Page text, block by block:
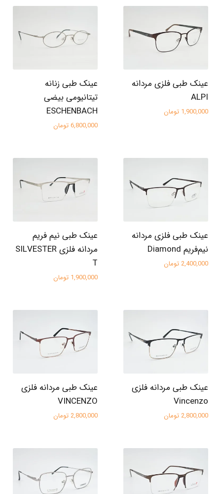
عینک طبی فلزی مردانه
ALPI
1,900,000 تومان
عینک طبی زنانه
تیتانیومی بیضی
ESCHENBACH
6,800,000 تومان
عینک طبی فلزی مردانه
نیم‌فریم Diamond
2,400,000 تومان
عینک طبی نیم فریم
مردانه فلزی SILVESTER
T
1,900,000 تومان
عینک طبی مردانه فلزی
Vincenzo
2,800,000 تومان
عینک طبی مردانه فلزی
VINCENZO
2,800,000 تومان